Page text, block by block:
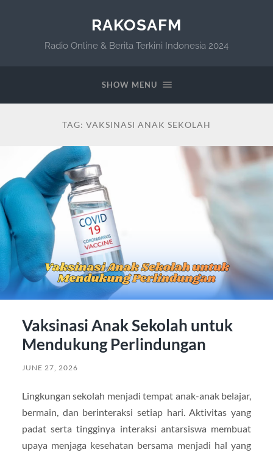
RAKOSAFM
Radio Online & Berita Terkini Indonesia 2024
SHOW MENU
TAG: VAKSINASI ANAK SEKOLAH
Vaksinasi Anak Sekolah untuk
Mendukung Perlindungan
JUNE 27, 2026
Lingkungan sekolah menjadi tempat anak-anak belajar,
bermain, dan berinteraksi setiap hari. Aktivitas yang
padat serta tingginya interaksi antarsiswa membuat
upaya menjaga kesehatan bersama menjadi hal yang